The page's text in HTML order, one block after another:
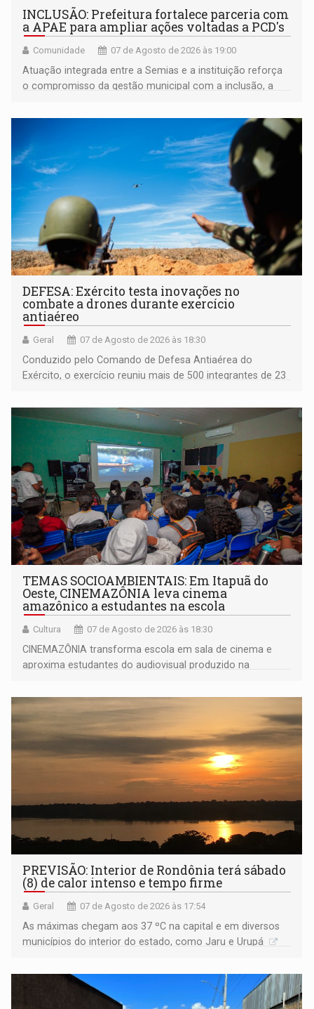
INCLUSÃO: Prefeitura fortalece parceria com
a APAE para ampliar ações voltadas a PCD's
Comunidade 07 de Agosto de 2026 às 19:00
Atuação integrada entre a Semias e a instituição reforça
o compromisso da gestão municipal com a inclusão, a
DEFESA: Exército testa inovações no
combate a drones durante exercício
antiaéreo
Geral 07 de Agosto de 2026 às 18:30
Conduzido pelo Comando de Defesa Antiaérea do
Exército, o exercício reuniu mais de 500 integrantes de 23
TEMAS SOCIOAMBIENTAIS: Em Itapuã do
Oeste, CINEMAZÔNIA leva cinema
amazônico a estudantes na escola
Cultura 07 de Agosto de 2026 às 18:30
CINEMAZÔNIA transforma escola em sala de cinema e
aproxima estudantes do audiovisual produzido na
PREVISÃO: Interior de Rondônia terá sábado
(8) de calor intenso e tempo firme
Geral 07 de Agosto de 2026 às 17:54
As máximas chegam aos 37 ºC na capital e em diversos
municípios do interior do estado, como Jaru e Urupá